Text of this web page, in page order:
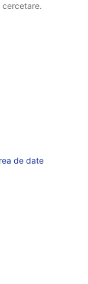
cercetare.
de date